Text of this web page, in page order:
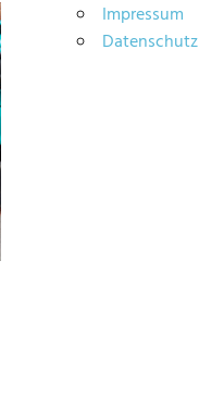
Impressum
Datenschutz